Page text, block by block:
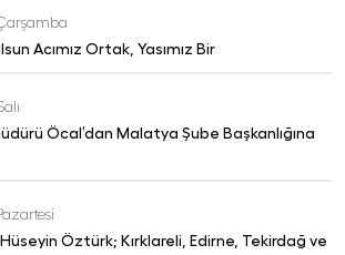
Acımız Ortak, Yasımız Bir
Öcal’dan Malatya Şube Başkanlığına
Öztürk; Kırklareli, Edirne, Tekirdağ ve